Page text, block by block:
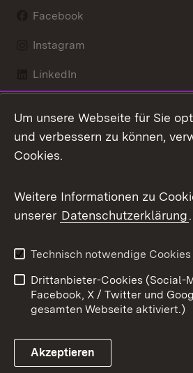
Facebook
Instagram
LinkedIn
X / Twitter
Youtube
Link zum Landesportal
Kontakt
Impressum
Um unsere Webseite für Sie
und verbessern zu können,
Cookies.
Weitere Informationen zu
unserer Datenschutzerklärung.
Technisch notwendige Cookies
Drittanbieter-Cookies (Social-
Facebook, X / Twitter und
gesamten Webseite aktiviert.)
Akzeptieren